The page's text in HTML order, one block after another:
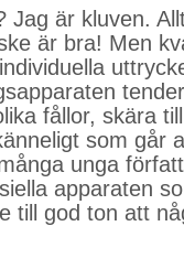
Jag är kluven.
är bra! Men
fållor, skära
som går
unga
apparaten
till god ton att